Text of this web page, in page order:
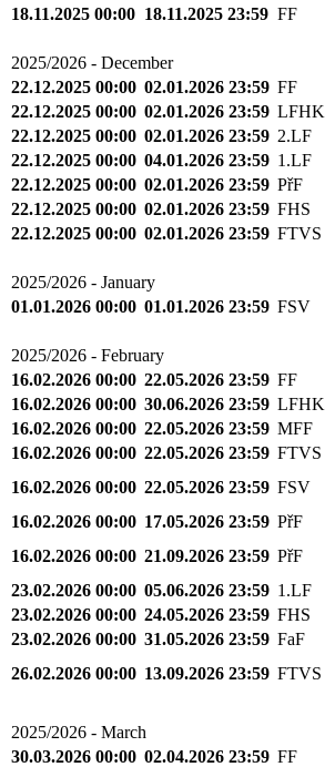
18.11.2025 00:00 18.11.2025 23:59 FF
2025/2026 - December
22.12.2025 00:00 02.01.2026 23:59 FF
22.12.2025 00:00 02.01.2026 23:59 LFHK
22.12.2025 00:00 02.01.2026 23:59 2.LF
22.12.2025 00:00 04.01.2026 23:59 1.LF
22.12.2025 00:00 02.01.2026 23:59 PřF
22.12.2025 00:00 02.01.2026 23:59 FHS
22.12.2025 00:00 02.01.2026 23:59 FTVS
2025/2026 - January
01.01.2026 00:00 01.01.2026 23:59 FSV
2025/2026 - February
16.02.2026 00:00 22.05.2026 23:59 FF
16.02.2026 00:00 30.06.2026 23:59 LFHK
16.02.2026 00:00 22.05.2026 23:59 MFF
16.02.2026 00:00 22.05.2026 23:59 FTVS
16.02.2026 00:00 22.05.2026 23:59 FSV
16.02.2026 00:00 17.05.2026 23:59 PřF
16.02.2026 00:00 21.09.2026 23:59 PřF
23.02.2026 00:00 05.06.2026 23:59 1.LF
23.02.2026 00:00 24.05.2026 23:59 FHS
23.02.2026 00:00 31.05.2026 23:59 FaF
26.02.2026 00:00 13.09.2026 23:59 FTVS
2025/2026 - March
30.03.2026 00:00 02.04.2026 23:59 FF